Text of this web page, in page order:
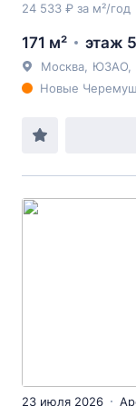
24 533 ₽ за м²/год
171 м² этаж 5
Москва ЮЗАО
Новые
23 июля 2026